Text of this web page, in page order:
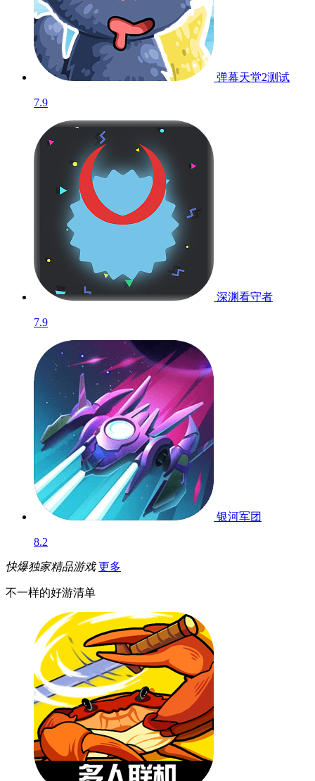
弹幕天堂2测试
7.9
深渊看守者
7.9
银河军团
8.2
快爆独家精品游戏 更多
不一样的好游清单